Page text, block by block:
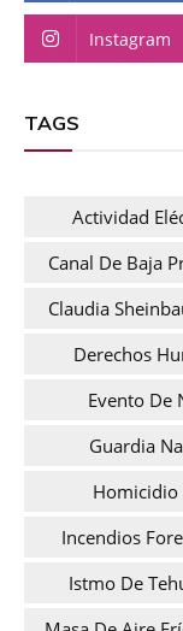
Instagram
TAGS
Actividad
Canal De Baja
Claudia
Derechos
Evento De
Guardia
Homicidio
Incendios
Istmo De